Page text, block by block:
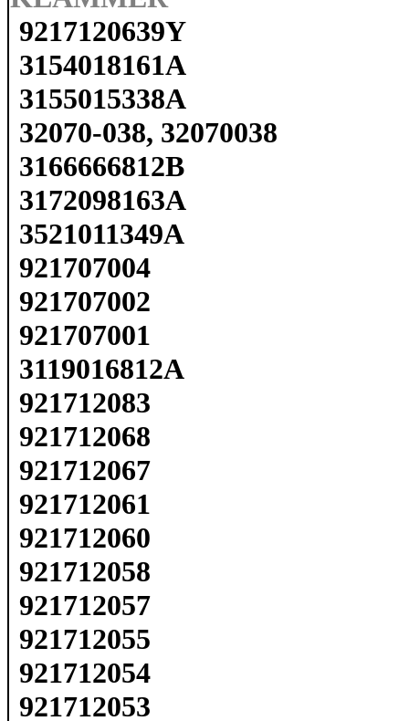
9217120639Y
3154018161A
3155015338A
32070-038, 32070038
3166666812B
3172098163A
3521011349A
921707004
921707002
921707001
3119016812A
921712083
921712068
921712067
921712061
921712060
921712058
921712057
921712055
921712054
921712053